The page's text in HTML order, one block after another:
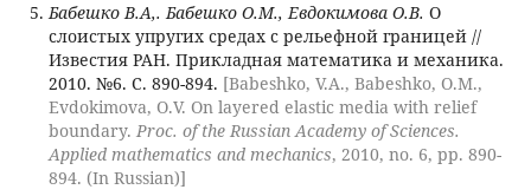
Бабешко В.А,. Бабешко О.М., Евдокимова О.В. О
слоистых упругих средах с рельефной границей //
Известия РАН. Прикладная математика и механика.
2010. №6. С. 890-894. [Babeshko, V.A., Babeshko, O.M.,
Evdokimova, O.V. On layered elastic media with relief
boundary. Proc. of the Russian Academy of Sciences.
Applied mathematics and mechanics, 2010, no. 6, pp. 890-
894. (In Russian)]